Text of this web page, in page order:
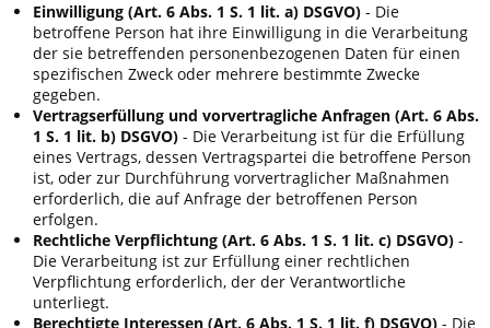
Einwilligung (Art. 6 Abs. 1 S. 1 lit. a) DSGVO) - Die
betroffene Person hat ihre Einwilligung in die Verarbeitung
der sie betreffenden personenbezogenen Daten für einen
spezifischen Zweck oder mehrere bestimmte Zwecke
gegeben.
Vertragserfüllung und vorvertragliche Anfragen (Art. 6 Abs.
1 S. 1 lit. b) DSGVO) - Die Verarbeitung ist für die Erfüllung
eines Vertrags, dessen Vertragspartei die betroffene Person
ist, oder zur Durchführung vorvertraglicher Maßnahmen
erforderlich, die auf Anfrage der betroffenen Person
erfolgen.
Rechtliche Verpflichtung (Art. 6 Abs. 1 S. 1 lit. c) DSGVO) -
Die Verarbeitung ist zur Erfüllung einer rechtlichen
Verpflichtung erforderlich, der der Verantwortliche
unterliegt.
Berechtigte Interessen (Art. 6 Abs. 1 S. 1 lit. f) DSGVO) - Die